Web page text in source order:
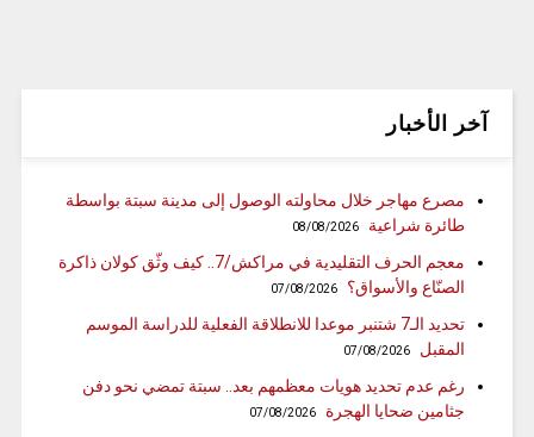
آخر الأخبار
مصرع مهاجر خلال محاولته الوصول إلى مدينة سبتة بواسطة
طائرة شراعية
08/08/2026
معجم الحرف التقليدية في مراكش/7.. كيف وثّق كولان ذاكرة
الصنّاع والأسواق؟
07/08/2026
تحديد الـ7 شتنبر موعدا للانطلاقة الفعلية للدراسة الموسم
المقبل
07/08/2026
رغم عدم تحديد هويات معظمهم بعد.. سبتة تمضي نحو دفن
جثامين ضحايا الهجرة
07/08/2026